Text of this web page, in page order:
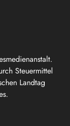
Steuermittel
Landtag